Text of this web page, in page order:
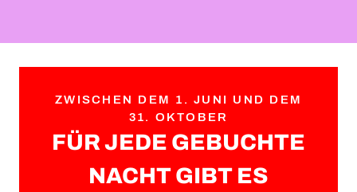
ZWISCHEN DEM 1. JUNI UND DEM
31. OKTOBER
FÜR JEDE GEBUCHTE
NACHT GIBT ES